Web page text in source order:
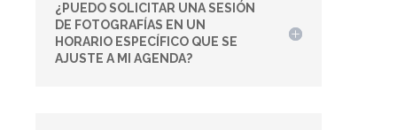
¿PUEDO SOLICITAR UNA SESIÓN
DE FOTOGRAFÍAS EN UN
HORARIO ESPECÍFICO QUE SE
AJUSTE A MI AGENDA?